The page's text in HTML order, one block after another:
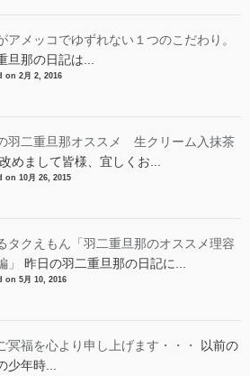
アメッコでゆずれない１つのこだわり。
旦那の日記は...
on 2月 2, 2016
羽二重旦那オススメ 生クリーム入抹茶
改めまして皆様、宜しくお...
on 10月 26, 2015
タクえもん「羽二重旦那のオススメ理容
昨日の羽二重旦那の日記に...
on 5月 10, 2016
冥福を心より申し上げます・・・
以前の
少年時...